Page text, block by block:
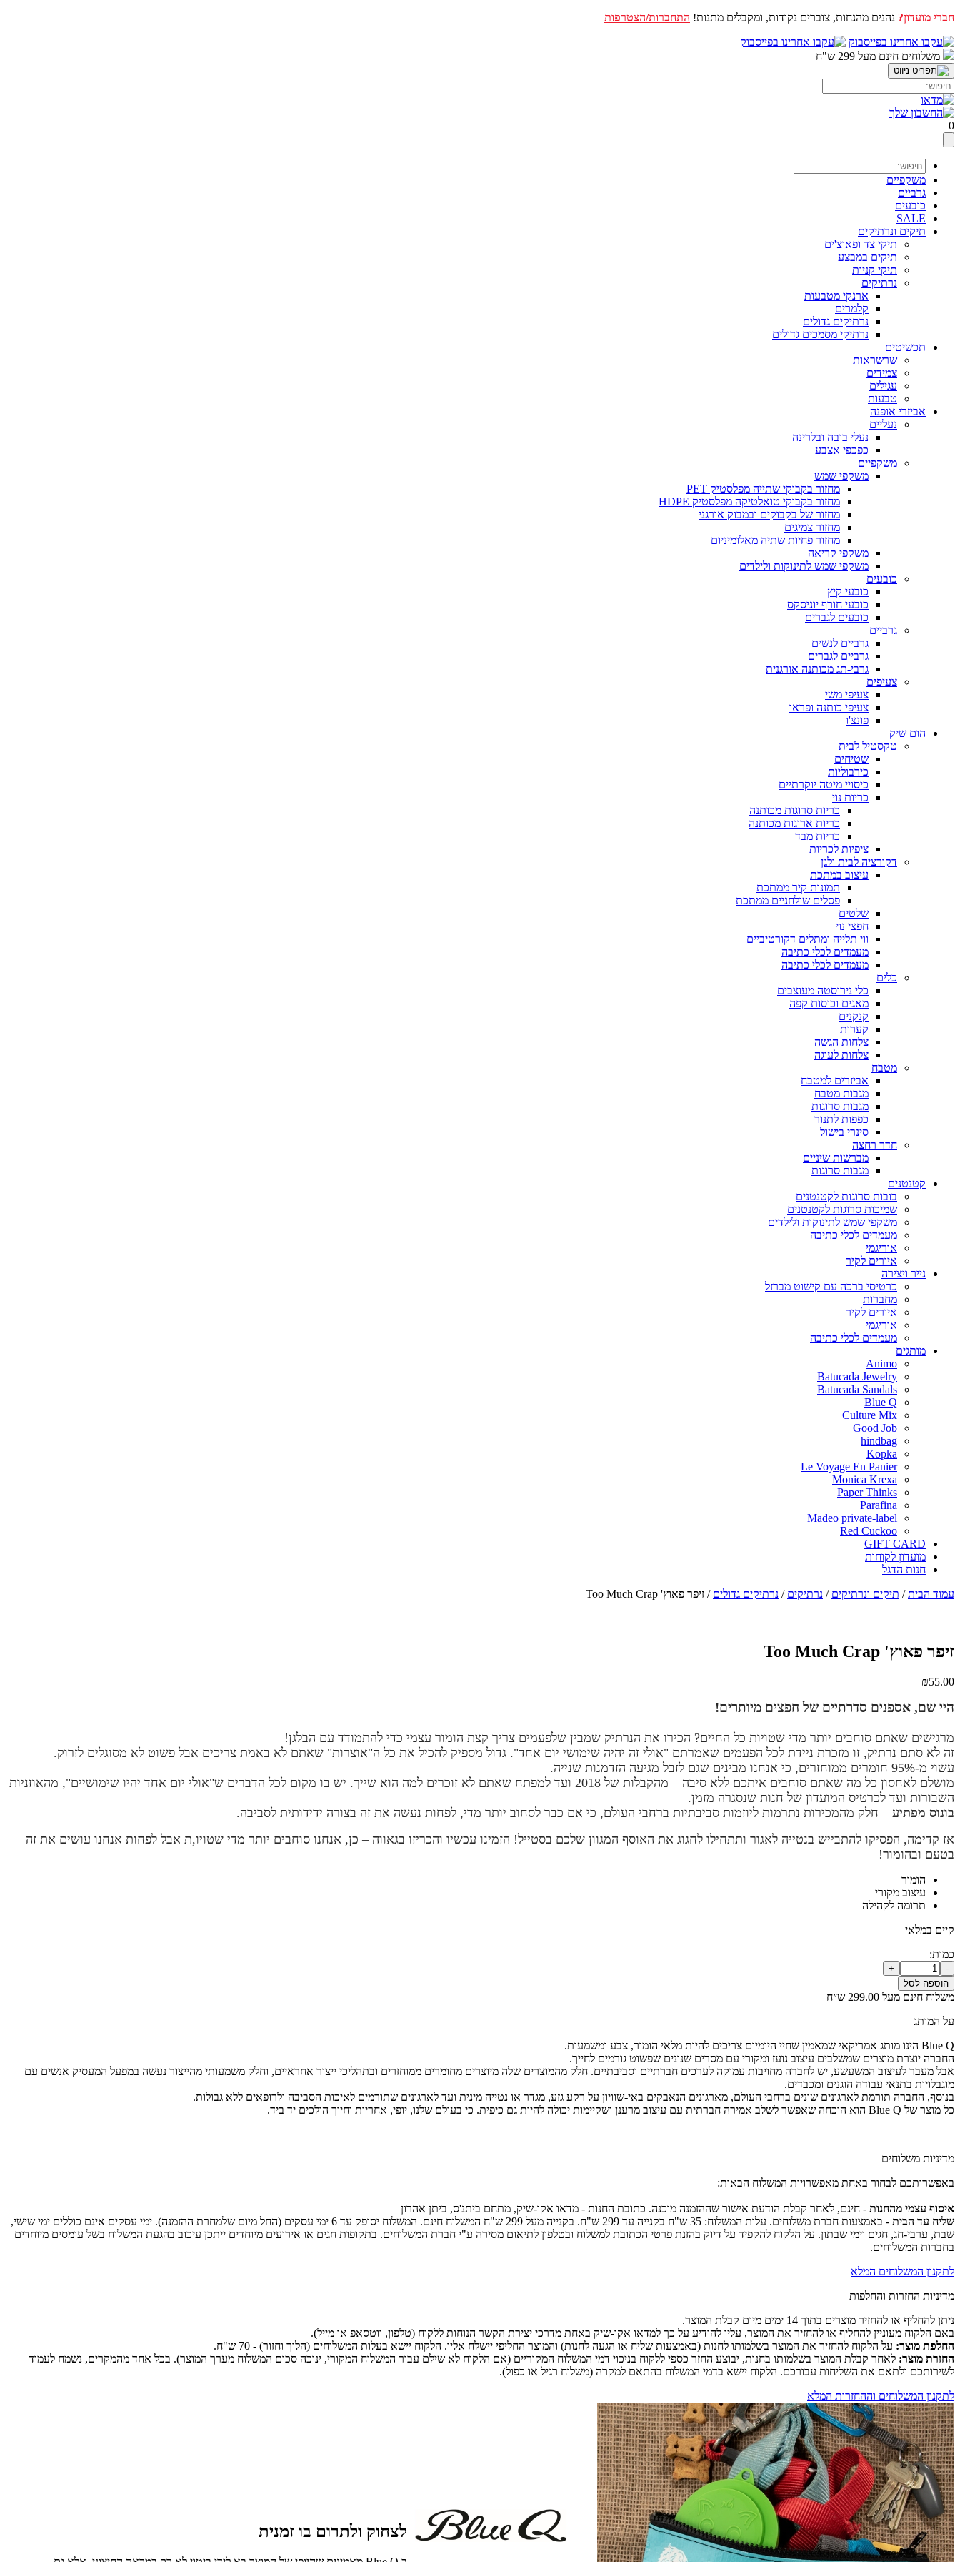
חברי מועדון? נהנים מהנחות, צוברים נקודות, ומקבלים מתנות! התחברות/הצטרפות
דלג
לתוכןמשלוחים חינם מעל 299 ש"ח
0
משקפיים
גרביים
כובעים
SALE
תיקים ונרתיקים
תיקי צד ופאוצ'ים
תיקים במבצע
תיקי קניות
נרתיקים
ארנקי מטבעות
קלמרים
נרתיקים גדולים
נרתיקי מסמכים גדולים
תכשיטים
שרשראות
צמידים
עגילים
טבעות
אביזרי אופנה
נעליים
נעלי בובה ובלרינה
כפכפי אצבע
משקפיים
משקפי שמש
מחזור בקבוקי שתייה מפלסטיק PET
מחזור בקבוקי טואלטיקה מפלסטיק HDPE
מחזור של בקבוקים ובמבוק אורגני
מחזור צמיגים
מחזור פחיות שתיה מאלומיניום
משקפי קריאה
משקפי שמש לתינוקות ולילדים
כובעים
כובעי קיץ
כובעי חורף יוניסקס
כובעים לגברים
גרביים
גרביים לנשים
גרביים לגברים
גרבי-תג מכותנה אורגנית
צעיפים
צעיפי משי
צעיפי כותנה ופראו
פונצ'ו
הום שיק
טקסטיל לבית
שטיחים
כירבוליות
כיסויי מיטה יוקרתיים
כריות נוי
כריות סרוגות מכותנה
כריות ארוגות מכותנה
כריות מבד
ציפיות לכריות
דקורציה לבית ולגן
עיצוב במתכת
תמונות קיר ממתכת
פסלים שולחניים ממתכת
שלטים
חפצי נוי
ווי תלייה ומתלים דקורטיביים
מעמדים לכלי כתיבה
מעמדים לכלי כתיבה
כלים
כלי נירוסטה מעוצבים
מאגים וכוסות קפה
קנקנים
קערות
צלחות הגשה
צלחות לעוגה
מטבח
אביזרים למטבח
מגבות מטבח
מגבות סרוגות
כפפות לתנור
סינרי בישול
חדר רחצה
מברשות שיניים
מגבות סרוגות
קטנטנים
בובות סרוגות לקטנטנים
שמיכות סרוגות לקטנטנים
משקפי שמש לתינוקות ולילדים
מעמדים לכלי כתיבה
אוריגמי
איורים לקיר
נייר ויצירה
כרטיסי ברכה עם קישוט מברזל
מחברות
איורים לקיר
אוריגמי
מעמדים לכלי כתיבה
מותגים
Animo
Batucada Jewelry
Batucada Sandals
Blue Q
Culture Mix
Good Job
hindbag
Kopka
Le Voyage En Panier
Monica Krexa
Paper Thinks
Parafina
Madeo private-label
Red Cuckoo
GIFT CARD
מועדון לקוחות
חנות הדגל
עמוד הבית/ תיקים ונרתיקים / נרתיקים / נרתיקים גדולים / זיפר פאוץ' Too Much Crap
זיפר פאוץ' Too Much Crap
₪55.00
היי שם, אספנים סדרתיים של חפצים מיותרים! ️
מרגישים שאתם סוחבים יותר מדי שטויות כל החיים? הכירו את הנרתיק שמבין שלפעמים צריך קצת הומור עצמי כדי להתמודד עם הבלגן!
זה לא סתם נרתיק, זו מזכרת ניידת לכל הפעמים שאמרתם "אולי זה יהיה שימושי יום אחד". גדול מספיק להכיל את כל ה"אוצרות" שאתם לא באמת צריכים אבל פשוט לא מסוגלים לזרוק.
עשוי מ-95% חומרים ממוחזרים, כי אנחנו מבינים שגם לזבל מגיעה הזדמנות שנייה.
מושלם לאחסון כל מה שאתם סוחבים איתכם ללא סיבה – מהקבלות של 2018 ועד למפתח שאתם לא זוכרים למה הוא שייך. יש בו מקום לכל הדברים ש"אולי יום אחד יהיו שימושיים", מהאוזניות
השבורות ועד לכרטיס המועדון של חנות שנסגרה מזמן.
בונוס מפתיע – חלק מהמכירות נתרמות ליוזמות סביבתיות ברחבי העולם, כי אם כבר לסחוב יותר מדי, לפחות נעשה את זה בצורה ידידותית לסביבה.
אז קדימה, הפסיקו להתבייש בנטייה לאגור ותתחילו לחגוג את האוסף המגוון שלכם בסטייל! הזמינו עכשיו והכריזו בגאווה – כן, אנחנו סוחבים יותר מדי שטויו,ת אבל לפחות אנחנו עושים את זה
בטעם ובהומור!
הומור
עיצוב מקורי
תרומה לקהילה
קיים במלאי
כמות:
כמות
של
זיפר
פאוץ'
Too
Crap
-
+
הוספה לסל
משלוח חינם מעל 299.00 ש״ח
על המותג
Blue Q הינו מותג אמריקאי שמאמין שחיי היומיום צריכים להיות מלאי הומור, צבע ומשמעות.
החברה יוצרת מוצרים שמשלבים עיצוב נועז ומקורי עם מסרים שנונים שפשוט גורמים לחייך.
אבל מעבר לעיצוב המשעשע, יש לחברה מחויבות עמוקה לערכים חברתיים וסביבתיים. חלק מהמוצרים שלה מיוצרים מחומרים ממוחזרים ובתהליכי ייצור אחראיים, וחלק משמעותי מהייצור נעשה במפעל המעסיק אנשים עם
מוגבלויות בתנאי עבודה הוגנים ומכבדים.
בנוסף, החברה תורמת לארגונים שונים ברחבי העולם, מארגונים הנאבקים באי-שוויון על רקע גזע, מגדר או נטייה מינית ועד לארגונים שתורמים לאיכות הסביבה ולרופאים ללא גבולות.
כל מוצר של Blue Q הוא הוכחה שאפשר לשלב אמירה חברתית עם עיצוב מרענן ושקיימות יכולה להיות גם כיפית. כי בעולם שלנו, יופי, אחריות וחיוך הולכים יד ביד.
מדיניות משלוחים
באפשרותכם לבחור באחת מאפשרויות המשלוח הבאות:
איסוף עצמי מהחנות - חינם, לאחר קבלת הודעת אישור שההזמנה מוכנה. כתובת החנות - מדאו אקו-שיק, מתחם ביתנ'ס, ביתן אהרון
שליח עד הבית
- באמצעות חברת משלוחים. עלות המשלוח: 35 ש"ח בקנייה עד 299 ש"ח. בקנייה מעל 299 ש"ח המשלוח חינם. המשלוח יסופק עד 6 ימי עסקים (החל מיום שלמחרת ההזמנה). ימי עסקים אינם כוללים ימי שישי,
שבת, ערבי-חג, חגים וימי שבתון. על הלקוח להקפיד על דיוק בהזנת פרטי הכתובת למשלוח ובטלפון לתיאום מסירה ע"י חברת המשלוחים. בתקופות חגים או אירועים מיוחדים ייתכן עיכוב בהגעת המשלוח בשל עומסים מיוחדים
בחברות המשלוחים.
לתקנון המשלוחים המלא
מדיניות החזרות והחלפות
ניתן להחליף או להחזיר מוצרים בתוך 14 ימים מיום קבלת המוצר.
באם הלקוח מעוניין להחליף או להחזיר את המוצר, עליו להודיע על כך למדאו אקו-שיק באחת מדרכי יצירת הקשר הנוחות ללקוח (טלפון, ווטסאפ או מייל).
החלפת מוצר: על הלקוח להחזיר את המוצר בשלמותו לחנות (באמצעות שליח או הגעה לחנות) והמוצר החליפי יישלח אליו. הלקוח יישא בעלות המשלוחים (הלוך וחזור) - 70 ש"ח.
החזרת מוצר: לאחר קבלת המוצר בשלמותו בחנות, יבוצע החזר כספי ללקוח בניכוי דמי המשלוח המקוריים (אם הלקוח לא שילם עבור המשלוח המקורי, ינוכה סכום המשלוח מערך המוצר). בכל אחד מהמקרים, נשמח לעמוד
לשירותכם ולתאם את השליחות עבורכם. הלקוח יישא בדמי המשלוח בהתאם למקרה (משלוח רגיל או כפול).
לתקנון המשלוחים וההחזרות המלא
לצחוק ולתרום בו זמנית